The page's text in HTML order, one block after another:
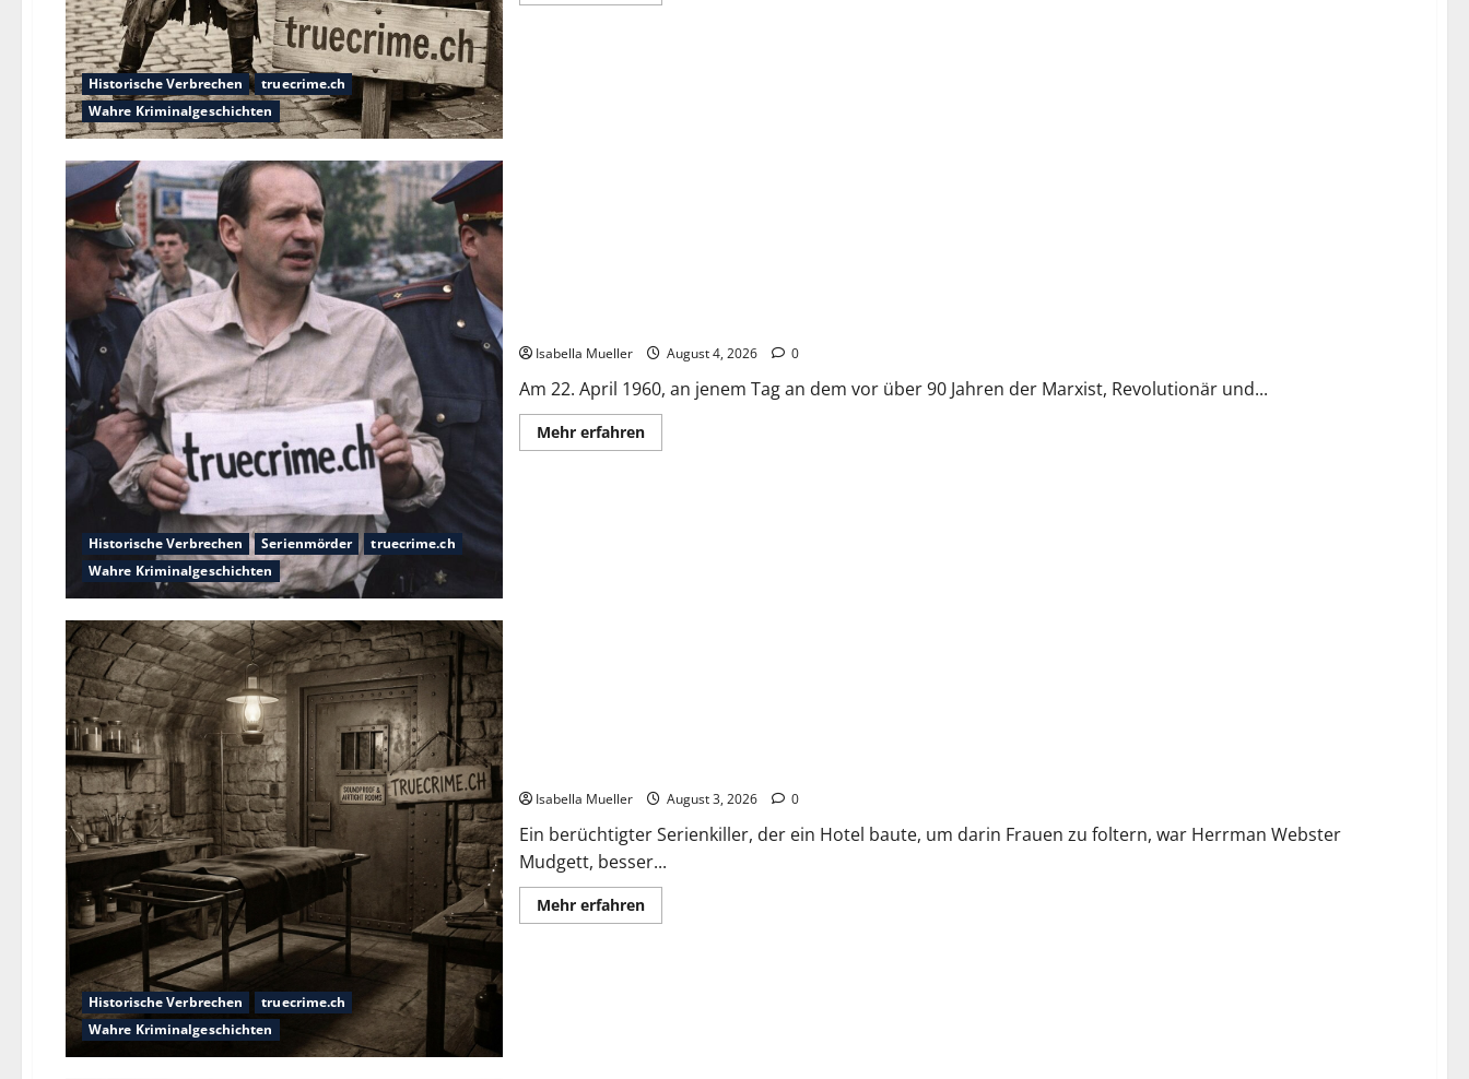
Historische Verbrechen
truecrime.ch
Wahre Kriminalgeschichten
Historische Verbrechen Serienmörder
truecrime.ch
Wahre Kriminalgeschichten
Isabella Mueller August 4, 2026 0
Am 22. April 1960, an jenem Tag an dem vor über 90 Jahren der Marxist, Revolutionär und...
Mehr erfahren
Historische Verbrechen
truecrime.ch
Wahre Kriminalgeschichten
Isabella Mueller August 3, 2026 0
Ein berüchtigter Serienkiller, der ein Hotel baute, um darin Frauen zu foltern, war Herrman Webster
Mudgett, besser...
Mehr erfahren